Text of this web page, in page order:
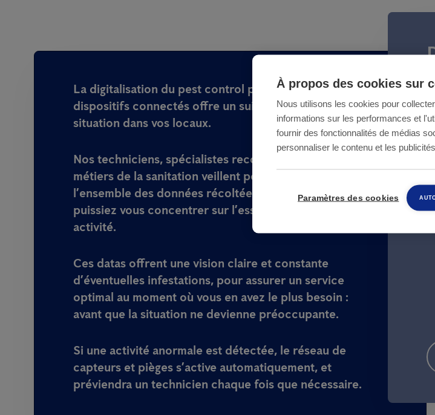
La digitalisation du pest control permis par nos
dispositifs connectés offre un suivi 24/7 de la
situation dans vos locaux.
Nos techniciens, spécialistes reconnus des nouveaux
métiers de la sanitation veillent pour vous sur
l’ensemble des données récoltées afin que vous
puissiez vous concentrer sur l’essentiel : votre
activité.
Ces datas offrent une vision claire et constante
d’éventuelles infestations, pour assurer un service
optimal au moment où vous en avez le plus besoin :
avant que la situation ne devienne préoccupante.
Si une activité anormale est détectée, le réseau de
capteurs et pièges s’active automatiquement, et
préviendra un technicien chaque fois que nécessaire.
À propos des cookies sur
Nous utilisons les cookies pour
informations sur les performances et
fournir des fonctionnalités de médias
personnaliser le contenu et les
Paramètres des cookies